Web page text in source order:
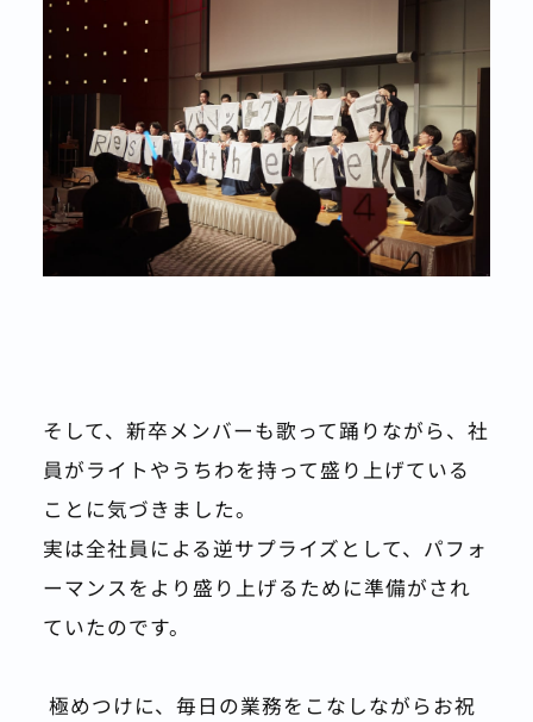
そして、新卒メンバーも歌って踊りながら、社
員がライトやうちわを持って盛り上げている
ことに気づきました。
実は全社員による逆サプライズとして、パフォ
ーマンスをより盛り上げるために準備がされ
ていたのです。
極めつけに、毎日の業務をこなしながらお祝